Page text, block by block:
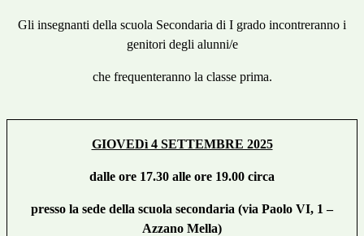
Gli insegnanti della scuola Secondaria di I grado incontreranno i
genitori degli alunni/e
che frequenteranno la classe prima.
GIOVEDì 4 SETTEMBRE 2025
dalle ore 17.30 alle ore 19.00 circa
presso la sede della scuola secondaria (via Paolo VI, 1 –
Azzano Mella)